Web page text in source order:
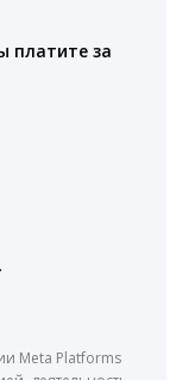
платите за
Meta Platforms